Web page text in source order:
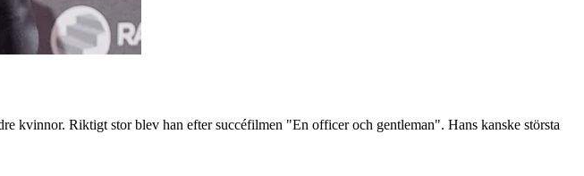
kvinnor. Riktigt stor blev han efter succéfilmen "En officer och gentleman". Hans kanske största